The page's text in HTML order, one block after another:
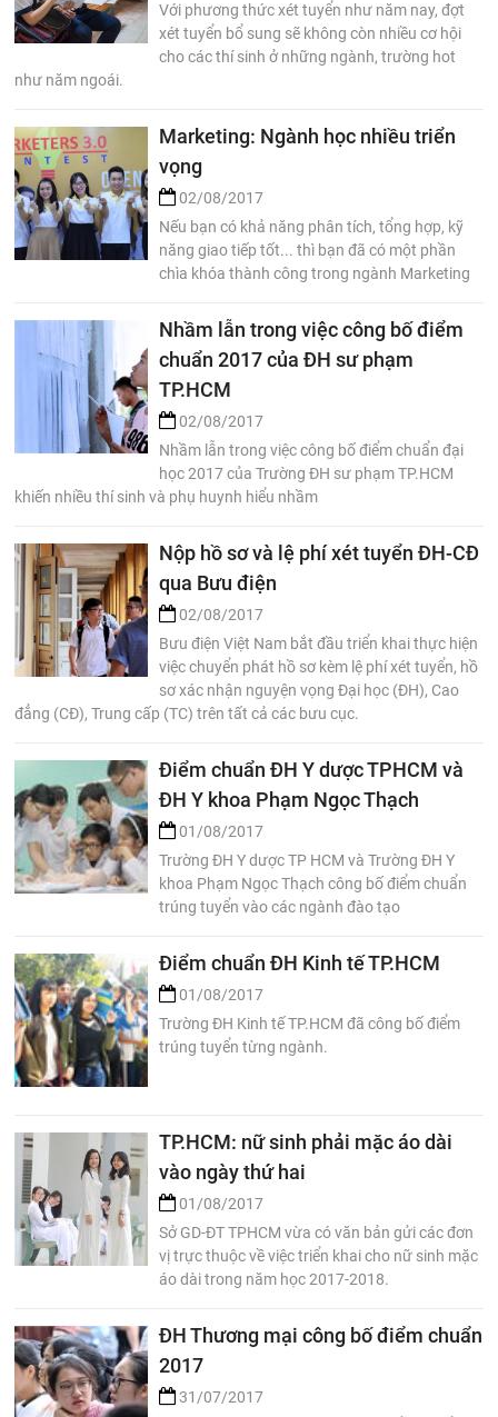
Với phương thức xét tuyển như năm nay, đợt
xét tuyển bổ sung sẽ không còn nhiều cơ hội
cho các thí sinh ở những ngành, trường hot
như năm ngoái.
Marketing: Ngành học nhiều triển
vọng
02/08/2017
Nếu bạn có khả năng phân tích, tổng hợp, kỹ
năng giao tiếp tốt... thì bạn đã có một phần
chìa khóa thành công trong ngành Marketing
Nhầm lẫn trong việc công bố điểm
chuẩn 2017 của ĐH sư phạm
TP.HCM
02/08/2017
Nhầm lẫn trong việc công bố điểm chuẩn đại
học 2017 của Trường ĐH sư phạm TP.HCM
khiến nhiều thí sinh và phụ huynh hiểu nhầm
Nộp hồ sơ và lệ phí xét tuyển ĐH-CĐ
qua Bưu điện
02/08/2017
Bưu điện Việt Nam bắt đầu triển khai thực hiện
việc chuyển phát hồ sơ kèm lệ phí xét tuyển, hồ
sơ xác nhận nguyện vọng Đại học (ĐH), Cao
đẳng (CĐ), Trung cấp (TC) trên tất cả các bưu cục.
Điểm chuẩn ĐH Y dược TPHCM và
ĐH Y khoa Phạm Ngọc Thạch
01/08/2017
Trường ĐH Y dược TP HCM và Trường ĐH Y
khoa Phạm Ngọc Thạch công bố điểm chuẩn
trúng tuyển vào các ngành đào tạo
Điểm chuẩn ĐH Kinh tế TP.HCM
01/08/2017
Trường ĐH Kinh tế TP.HCM đã công bố điểm
trúng tuyển từng ngành.
TP.HCM: nữ sinh phải mặc áo dài
vào ngày thứ hai
01/08/2017
Sở GD-ĐT TPHCM vừa có văn bản gửi các đơn
vị trực thuộc về việc triển khai cho nữ sinh mặc
áo dài trong năm học 2017-2018.
ĐH Thương mại công bố điểm chuẩn
2017
31/07/2017